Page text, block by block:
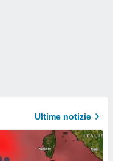
Ultime notizie